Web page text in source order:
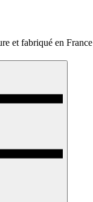
et fabriqué en France